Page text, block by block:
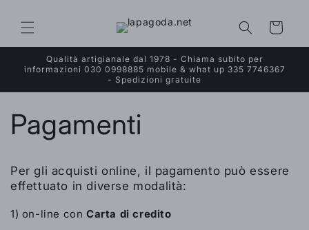
ai contenuti
Carrello
Qualità artigianale dal 1978 - Chiama subito per
informazioni 030 0998885 mobile & what up 335 7746367
- Spedizioni gratuite
Pagamenti
Per gli acquisti online, il pagamento può essere
effettuato in diverse modalità:
1) on-line con Carta di credito